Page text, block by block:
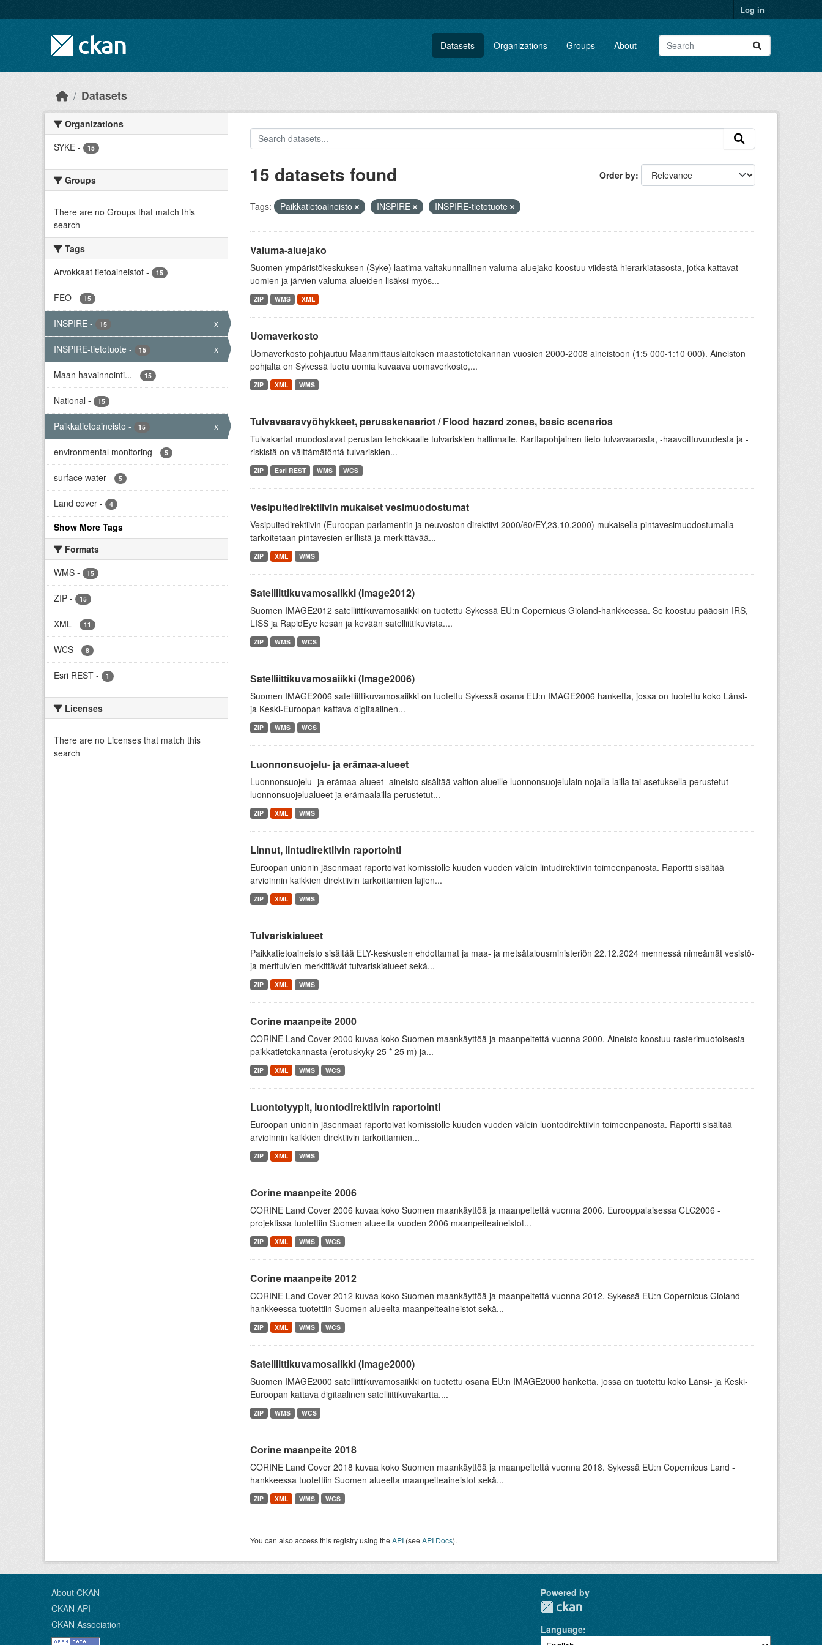
Log in
Datasets Organizations Groups About
Datasets
Organizations
SYKE - 15
Groups
There are no Groups that match this
search
Tags
Arvokkaat tietoaineistot - 15
FEO - 15
INSPIRE - 15 x
INSPIRE-tietotuote - 15 x
Maan havainnointi... - 15
National - 15
Paikkatietoaineisto - 15 x
environmental monitoring - 5
surface water - 5
Land cover - 4
Show More Tags
Formats
WMS - 15
ZIP - 15
XML - 11
WCS - 8
Esri REST - 1
Licenses
There are no Licenses that match this
search
Order by
15 datasets found
Tags: Paikkatietoaineisto INSPIRE INSPIRE-tietotuote
Valuma-aluejako
Suomen ympäristökeskuksen (Syke) laatima valtakunnallinen valuma-aluejako koostuu viidestä hierarkiatasosta, jotka kattavat
uomien ja järvien valuma-alueiden lisäksi myös...
ZIP WMS XML
Uomaverkosto
Uomaverkosto pohjautuu Maanmittauslaitoksen maastotietokannan vuosien 2000-2008 aineistoon (1:5 000-1:10 000). Aineiston
pohjalta on Sykessä luotu uomia kuvaava uomaverkosto,...
ZIP XML WMS
Tulvavaaravyöhykkeet, perusskenaariot / Flood hazard zones, basic scenarios
Tulvakartat muodostavat perustan tehokkaalle tulvariskien hallinnalle. Karttapohjainen tieto tulvavaarasta, -haavoittuvuudesta ja -
riskistä on välttämätöntä tulvariskien...
ZIP Esri REST WMS WCS
Vesipuitedirektiivin mukaiset vesimuodostumat
Vesipuitedirektiivin (Euroopan parlamentin ja neuvoston direktiivi 2000/60/EY,23.10.2000) mukaisella pintavesimuodostumalla
tarkoitetaan pintavesien erillistä ja merkittävää...
ZIP XML WMS
Satelliittikuvamosaiikki (Image2012)
Suomen IMAGE2012 satelliittikuvamosaiikki on tuotettu Sykessä EU:n Copernicus Gioland-hankkeessa. Se koostuu pääosin IRS,
LISS ja RapidEye kesän ja kevään satelliittikuvista....
ZIP WMS WCS
Satelliittikuvamosaiikki (Image2006)
Suomen IMAGE2006 satelliittikuvamosaiikki on tuotettu Sykessä osana EU:n IMAGE2006 hanketta, jossa on tuotettu koko Länsi-
ja Keski-Euroopan kattava digitaalinen...
ZIP WMS WCS
Luonnonsuojelu- ja erämaa-alueet
Luonnonsuojelu- ja erämaa-alueet -aineisto sisältää valtion alueille luonnonsuojelulain nojalla lailla tai asetuksella perustetut
luonnonsuojelualueet ja erämaalailla perustetut...
ZIP XML WMS
Linnut, lintudirektiivin raportointi
Euroopan unionin jäsenmaat raportoivat komissiolle kuuden vuoden välein lintudirektiivin toimeenpanosta. Raportti sisältää
arvioinnin kaikkien direktiivin tarkoittamien lajien...
ZIP XML WMS
Tulvariskialueet
Paikkatietoaineisto sisältää ELY-keskusten ehdottamat ja maa- ja metsätalousministeriön 22.12.2024 mennessä nimeämät vesistö-
ja meritulvien merkittävät tulvariskialueet sekä...
ZIP XML WMS
Corine maanpeite 2000
CORINE Land Cover 2000 kuvaa koko Suomen maankäyttöä ja maanpeitettä vuonna 2000. Aineisto koostuu rasterimuotoisesta
paikkatietokannasta (erotuskyky 25 * 25 m) ja...
ZIP XML WMS WCS
Luontotyypit, luontodirektiivin raportointi
Euroopan unionin jäsenmaat raportoivat komissiolle kuuden vuoden välein luontodirektiivin toimeenpanosta. Raportti sisältää
arvioinnin kaikkien direktiivin tarkoittamien...
ZIP XML WMS
Corine maanpeite 2006
CORINE Land Cover 2006 kuvaa koko Suomen maankäyttöä ja maanpeitettä vuonna 2006. Eurooppalaisessa CLC2006 -
projektissa tuotettiin Suomen alueelta vuoden 2006 maanpeiteaineistot...
ZIP XML WMS WCS
Corine maanpeite 2012
CORINE Land Cover 2012 kuvaa koko Suomen maankäyttöä ja maanpeitettä vuonna 2012. Sykessä EU:n Copernicus Gioland-
hankkeessa tuotettiin Suomen alueelta maanpeiteaineistot sekä...
ZIP XML WMS WCS
Satelliittikuvamosaiikki (Image2000)
Suomen IMAGE2000 satelliittikuvamosaiikki on tuotettu osana EU:n IMAGE2000 hanketta, jossa on tuotettu koko Länsi- ja Keski-
Euroopan kattava digitaalinen satelliittikuvakartta....
ZIP WMS WCS
Corine maanpeite 2018
CORINE Land Cover 2018 kuvaa koko Suomen maankäyttöä ja maanpeitettä vuonna 2018. Sykessä EU:n Copernicus Land -
hankkeessa tuotettiin Suomen alueelta maanpeiteaineistot sekä...
ZIP XML WMS WCS
You can also access this registry using theAPI(seeAPI Docs).
About CKAN
CKAN API
CKAN Association
Powered by
Language